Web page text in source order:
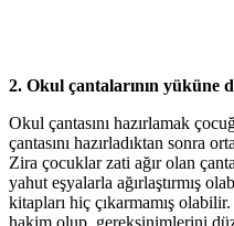
2. Okul çantalarının yüküne
Okul çantasını hazırlamak
çantasını hazırladıktan sonra
Zira çocuklar zati ağır olan
yahut eşyalarla ağırlaştırmış
kitapları hiç çıkarmamış